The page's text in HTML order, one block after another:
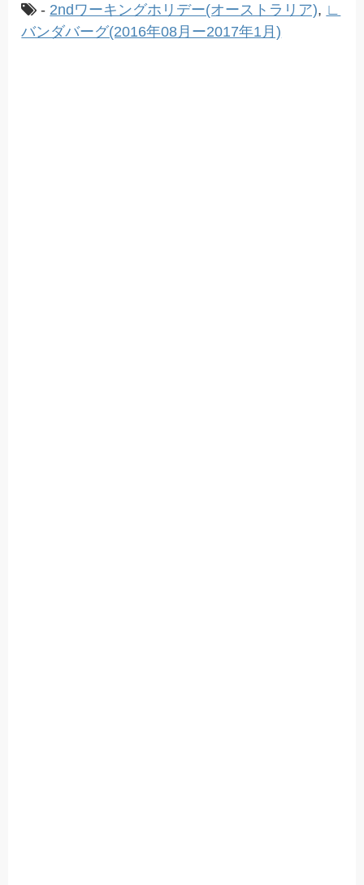
- 2ndワーキングホリデー(オーストラリア), ∟
バンダバーグ(2016年08月ー2017年1月)